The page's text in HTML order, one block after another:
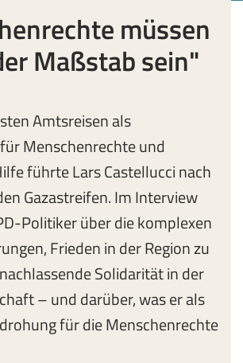
müssen
Maßstab sein"
Amtsreisen als
Menschenrechte und
führte LarsCastelluccinach
Gazastreifen. Im Interview
Politiker über die komplexen
Frieden in der Region zu
Solidarität in der
– und darüber, was er als
für die Menschenrechte